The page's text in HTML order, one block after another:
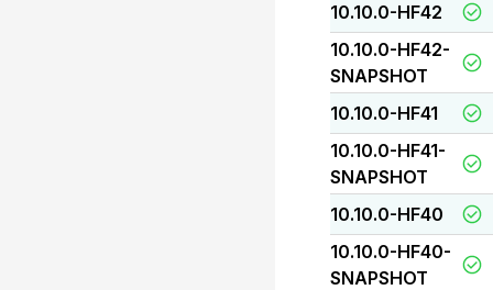
10.10.0-HF42
10.10.0-HF42-
SNAPSHOT
10.10.0-HF41
10.10.0-HF41-
SNAPSHOT
10.10.0-HF40
10.10.0-HF40-
SNAPSHOT